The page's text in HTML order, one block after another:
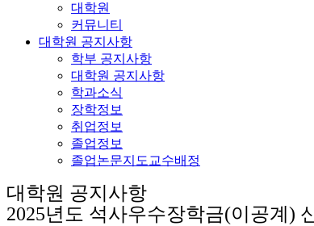
학과소개
About the Department
구성원
Member
학사업무
Affairs
대학원
Graduate School
커뮤니티
Community
대학원
커뮤니티
대학원 공지사항
학부 공지사항
대학원 공지사항
학과소식
장학정보
취업정보
졸업정보
졸업논문지도교수배정
대학원 공지사항
2025년도 석사우수장학금(이공계)